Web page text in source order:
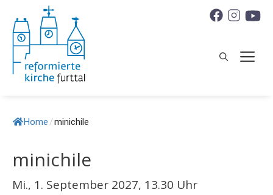
zum
Inhalt
Home /minichile
minichile
Mi., 1. September 2027, 13.30 Uhr